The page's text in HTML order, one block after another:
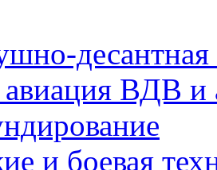
десантная
ВДВ и
и боевая